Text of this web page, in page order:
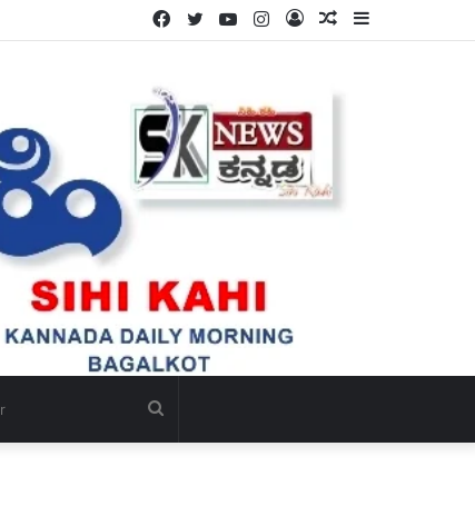
Sidebar
Random
Log
Instagram
YouTube
Twitter
Facebook
Search